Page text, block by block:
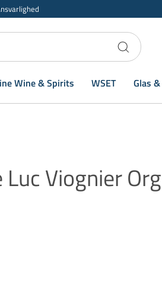
Wine & Spirits WSET Glas
Viognier